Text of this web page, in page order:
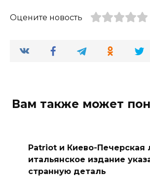
Оцените новость
Вам также может
Patriot и Киево-Печерская
итальянское издание
странную деталь